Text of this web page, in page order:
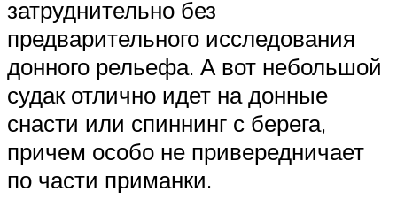
затруднительно без
предварительного исследования
донного рельефа. А вот небольшой
судак отлично идет на донные
снасти или спиннинг с берега,
причем особо не привередничает
по части приманки.